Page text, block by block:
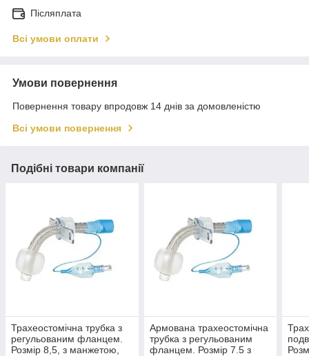
Післяплата
Всі умови оплати
Умови повернення
Повернення товару впродовж 14 днів за домовленістю
Всі умови повернення
Подібні товари компанії
Трахеостомічна трубка з
регульованим фланцем.
Розмір 8,5, з манжетою,
Армована трахеостомічна
трубка з регульованим
фланцем. Розмір 7.5 з